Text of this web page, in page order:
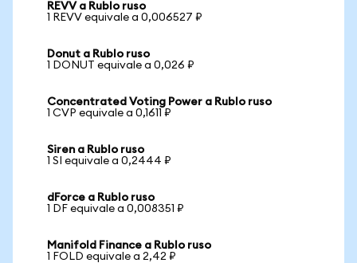
REVV a Rublo ruso
1 REVV equivale a 0,006527 ₽
Donut a Rublo ruso
1 DONUT equivale a 0,026 ₽
Concentrated Voting Power a Rublo ruso
1 CVP equivale a 0,1611 ₽
Siren a Rublo ruso
1 SI equivale a 0,2444 ₽
dForce a Rublo ruso
1 DF equivale a 0,008351 ₽
Manifold Finance a Rublo ruso
1 FOLD equivale a 2,42 ₽